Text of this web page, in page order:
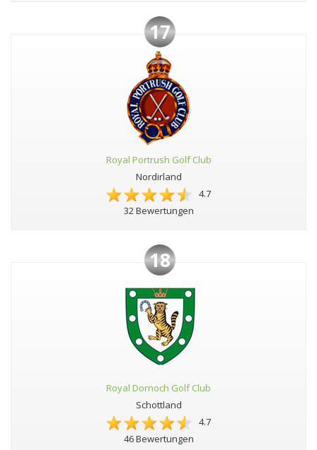
17
Royal Portrush Golf Club
Nordirland
4.7
32 Bewertungen
18
Royal Dornoch Golf Club
Schottland
4.7
46 Bewertungen